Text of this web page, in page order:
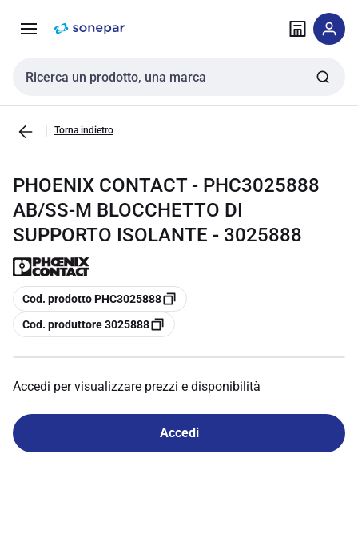
navigazione alla
Cerca input
Torna indietro
PHOENIX CONTACT - PHC3025888
AB/SS-M BLOCCHETTO DI
SUPPORTO ISOLANTE - 3025888
copia
Cod. prodotto PHC3025888
copia
Cod. produttore 3025888
Accedi per visualizzare prezzi e disponibilità
Accedi